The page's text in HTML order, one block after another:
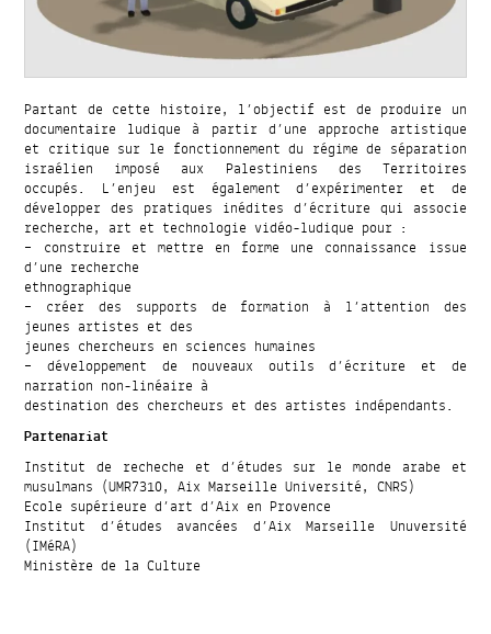
Partant de cette histoire, l’objectif est de produire un
documentaire ludique à partir d’une approche artistique
et critique sur le fonctionnement du régime de séparation
israélien imposé aux Palestiniens des Territoires
occupés. L’enjeu est également d’expérimenter et de
développer des pratiques inédites d’écriture qui associe
recherche, art et technologie vidéo-ludique pour :
– construire et mettre en forme une connaissance issue
d’une recherche
ethnographique
– créer des supports de formation à l’attention des
jeunes artistes et des
jeunes chercheurs en sciences humaines
– développement de nouveaux outils d’écriture et de
narration non-linéaire à
destination des chercheurs et des artistes indépendants.
Partenariat
Institut de recheche et d’études sur le monde arabe et
musulmans (UMR7310, Aix Marseille Université, CNRS)
Ecole supérieure d’art d’Aix en Provence
Institut d’études avancées d’Aix Marseille Unuversité
(IMéRA)
Ministère de la Culture